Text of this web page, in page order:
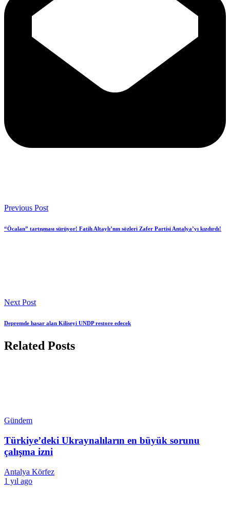
Previous Post
“Öcalan” tartışması sürüyor! Fatih Altaylı’nın sözleri Zafer Partisi Antalya’yı kızdırdı!
Next Post
Depremde hasar alan Kiliseyi UNDP restore edecek
Related Posts
Gündem
Türkiye’deki Ukraynalıların en büyük sorunu
çalışma izni
Antalya Körfez
1 yıl ago